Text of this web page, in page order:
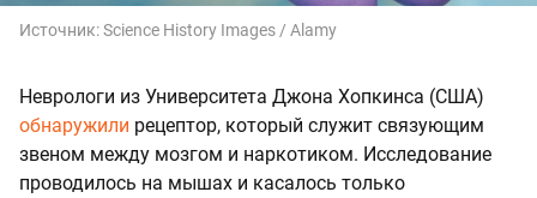
Источник:Science History Images / Alamy
Неврологи из Университета Джона Хопкинса (США)
обнаружили рецептор, который служит связующим
звеном между мозгом и наркотиком. Исследование
проводилось на мышах и касалось только